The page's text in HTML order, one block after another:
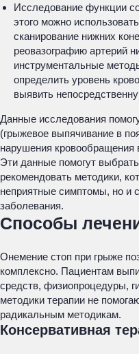
Исследование функции
этого можно
сканирование нижних
реовазографию артерий
инструментальные
определить уровень
выявить
Данные исследования
(грыжевое выпячивание в
нарушения кровообращения
Эти данные помогут
рекомендовать методики,
неприятные симптомы, но и
заболевания.
Способы
Онемение стоп при грыже
комплексно. Пациентам
средств, физиопроцедуры,
методики терапии не
радикальным методикам.
Консервативная